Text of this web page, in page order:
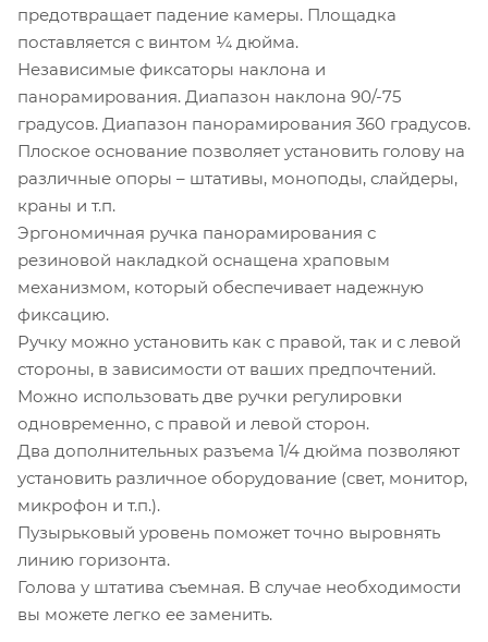
предотвращает падение камеры. Площадка
поставляется с винтом ¼ дюйма.
Независимые фиксаторы наклона и
панорамирования. Диапазон наклона 90/-75
градусов. Диапазон панорамирования 360 градусов.
Плоское основание позволяет установить голову на
различные опоры – штативы, моноподы, слайдеры,
краны и т.п.
Эргономичная ручка панорамирования с
резиновой накладкой оснащена храповым
механизмом, который обеспечивает надежную
фиксацию.
Ручку можно установить как с правой, так и с левой
стороны, в зависимости от ваших предпочтений.
Можно использовать две ручки регулировки
одновременно, с правой и левой сторон.
Два дополнительных разъема 1/4 дюйма позволяют
установить различное оборудование (свет, монитор,
микрофон и т.п.).
Пузырьковый уровень поможет точно выровнять
линию горизонта.
Голова у штатива съемная. В случае необходимости
вы можете легко ее заменить.